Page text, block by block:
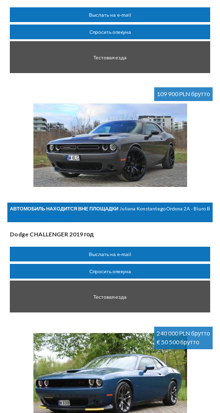
Выслать на e-mail
Спросить опекуна
Тестовая езда
109 900 PLN брутто
АВТОМОБИЛЬ НАХОДИТСЯ ВНЕ ПЛОЩАДКИJuliana Konstantego Ordona 2A - Biuro B
Сделай свое предложение
Dodge CHALLENGER 2019 год
Выслать на e-mail
Спросить опекуна
Тестовая езда
240 000 PLN брутто
€ 50 500 брутто